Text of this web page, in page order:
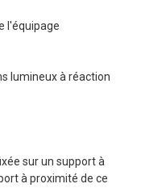
l'équipage
lumineux à réaction
sur un support à
à proximité de ce